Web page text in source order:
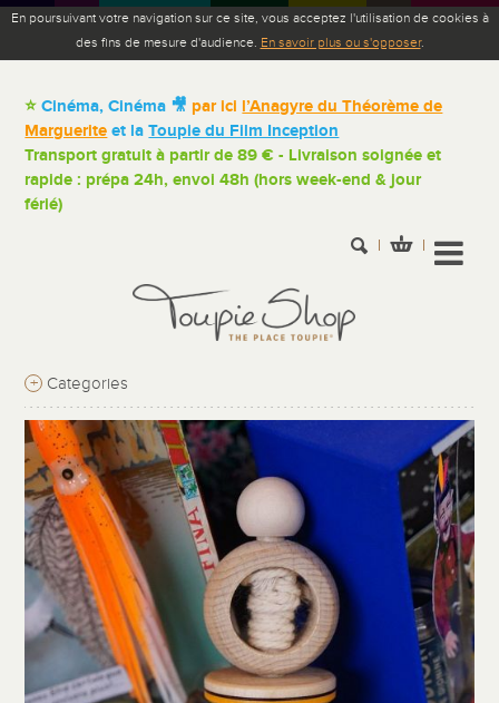
En poursuivant votre navigation sur ce site, vous acceptez l'utilisation de cookies à
des fins de mesure d'audience. En savoir plus ou s'opposer.
⭐Cinéma, Cinéma 🎥 par ici l’Anagyre du Théorème de
Marguerite et laToupie du Film Inception
Transport gratuit à partir de 89 € - Livraison soignée et
rapide : prépa 24h, envoi 48h (hors week-end & jour
férié)
+ Categories